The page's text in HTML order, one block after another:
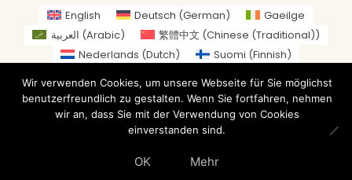
English Deutsch (German)
Gaeilge
العربية (Arabic) 繁體中文 (Chinese (Traditional))
Nederlands (Dutch) Suomi (Finnish)
日本語(Japanese)
Norsk bokmål(Norwegian Bokmål)
Russian) Español
Wir verwenden Cookies, um unsere Webseite für Sie möglichst
benutzerfreundlich zu gestalten. Wenn Sie fortfahren, nehmen
wir an, dass Sie mit der Verwendung von Cookies
einverstanden sind.
OK Mehr